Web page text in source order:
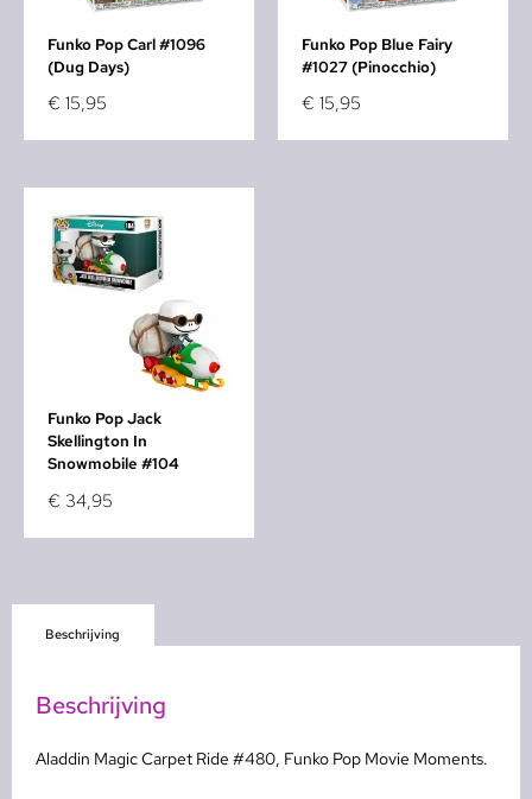
Funko Pop Carl #1096
(Dug Days)
€ 15,95
Funko Pop Blue Fairy
#1027 (Pinocchio)
€ 15,95
Funko Pop Jack
Skellington In
Snowmobile #104
€ 34,95
Beschrijving
Beschrijving
Aladdin Magic Carpet Ride #480, Funko Pop Movie Moments.